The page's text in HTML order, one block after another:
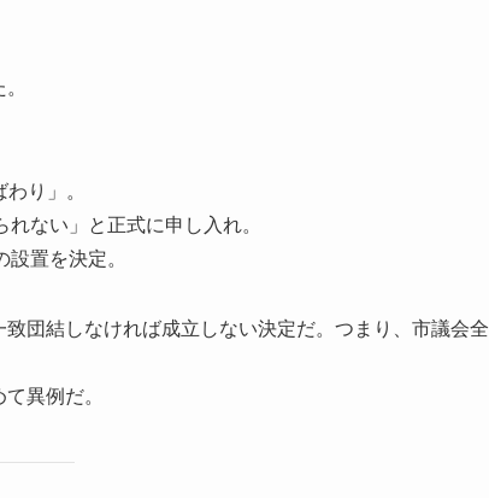
り」。
ない」と正式に申し入れ。
置を決定。
団結しなければ成立しない決定だ。つまり、市議会全
異例だ。